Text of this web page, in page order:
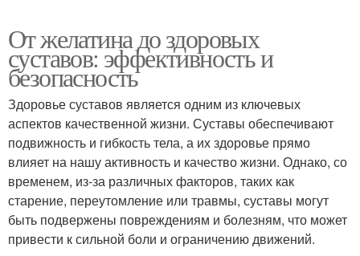
От желатина до здоровых
суставов: эффективность и
безопасность
Здоровье суставов является одним из ключевых
аспектов качественной жизни. Суставы обеспечивают
подвижность и гибкость тела, а их здоровье прямо
влияет на нашу активность и качество жизни. Однако, со
временем, из-за различных факторов, таких как
старение, переутомление или травмы, суставы могут
быть подвержены повреждениям и болезням, что может
привести к сильной боли и ограничению движений.